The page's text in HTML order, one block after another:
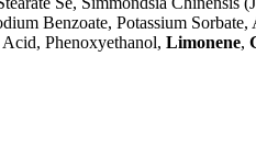
Benzoate, Potassium
Phenoxyethanol, Limonene,